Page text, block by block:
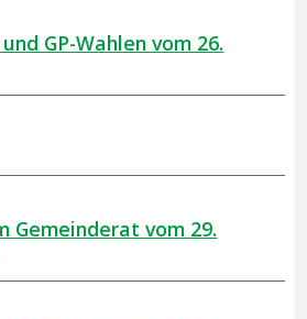
GP-Wahlen vom 26.
Gemeinderat vom 29.